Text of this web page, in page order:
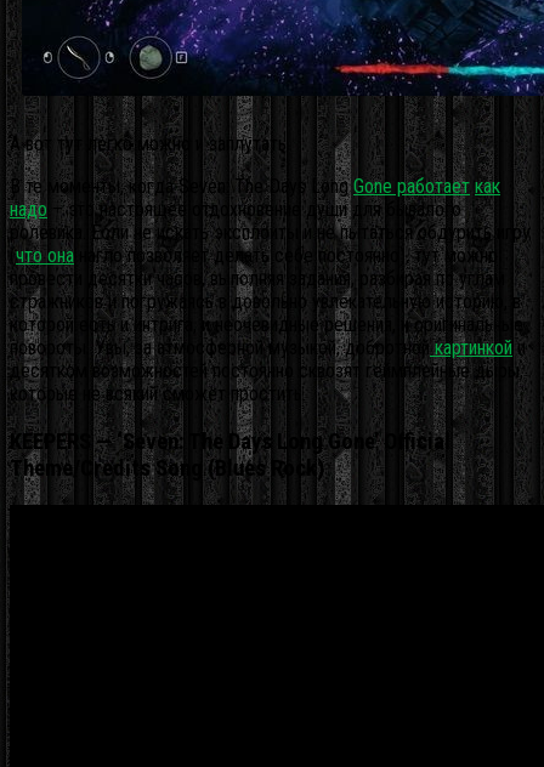
А вот тут легко можно и заплутать
В те моменты, когда Seven: The Days LongGone работает как
надо – это настоящее отдохновение души для бывалого
ролевика. Если не искать эксплоиты и не пытаться обдурить игру
что она нагло позволяет делать себе постоянно), тут можно
провести десятки часов, выполняя задания, разбирая по углам
стражников и погружаясь в довольно увлекательную историю, в
которой есть и интрига, и неочевидные решения, и оригинальные
повороты. Увы, за атмосферной музыкой, добротнойкартинкой и
десятком возможностей постоянно сквозят геймплейные дыры,
которые не всякий сможет простить.
KEEPERS — ‘Seven: The Days Long Gone’ Official
Theme/Credits Song (Blues Rock)